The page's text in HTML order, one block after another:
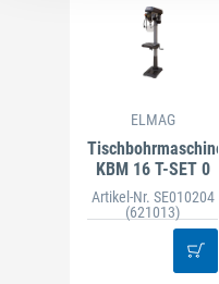
ELMAG
Tischbohrmaschine
KBM 16 T-SET 0
Artikel-Nr. SE010204
(621013)